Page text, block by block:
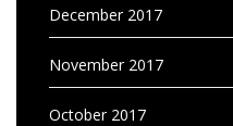
December 2017
November 2017
October 2017